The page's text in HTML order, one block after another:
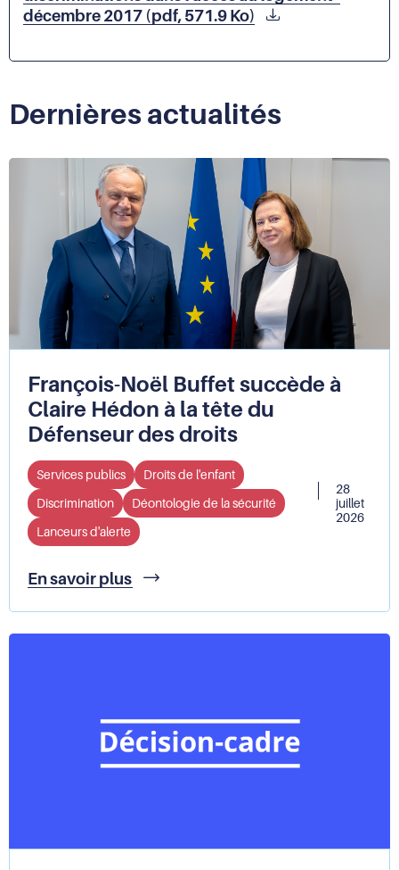
décembre 2017 (pdf, 571.9 Ko)
Dernières actualités
François-Noël Buffet succède à
Claire Hédon à la tête du
Défenseur des droits
Services publics
Droits de l'enfant
Discrimination
Déontologie de la sécurité
Lanceurs d'alerte
28
juillet
2026
En savoir plus
François-
Buffet
succède
la
tête
du